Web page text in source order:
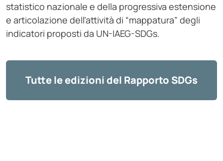
statistico nazionale e della progressiva estensione
e articolazione dell’attività di “mappatura” degli
indicatori proposti da UN-IAEG-SDGs.
Tutte le edizioni del Rapporto SDGs